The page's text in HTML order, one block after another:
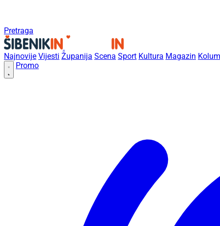
Pretraga
Najnovije Vijesti Županija Scena Sport Kultura Magazin
Promo